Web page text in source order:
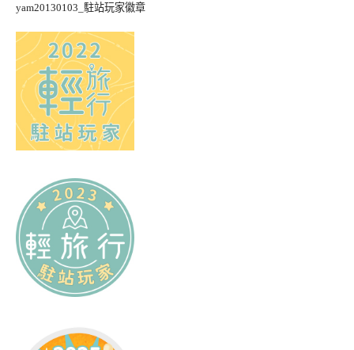
yam20130103_駐站玩家徽章